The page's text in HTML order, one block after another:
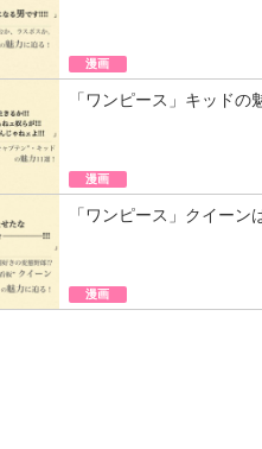
漫画
「ワンピース」キッド
漫画
「ワンピース」クイー
漫画